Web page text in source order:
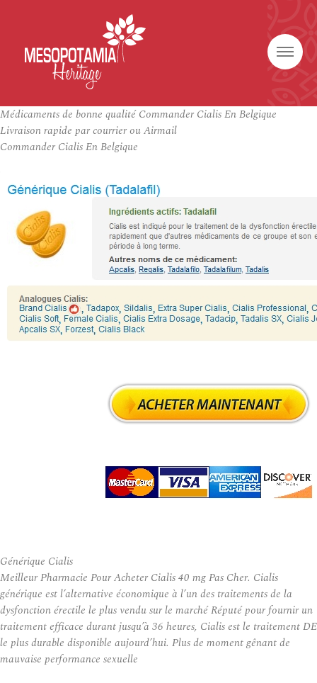
Médicaments de bonne qualité Commander Cialis En Belgique
Livraison rapide par courrier ou Airmail
Commander Cialis En Belgique
Générique Cialis
Meilleur Pharmacie Pour Acheter Cialis 40 mg Pas Cher. Cialis
générique est l’alternative économique à l’un des traitements de la
dysfonction érectile le plus vendu sur le marché Réputé pour fournir un
traitement efficace durant jusqu’à 36 heures, Cialis est le traitement DE
le plus durable disponible aujourd’hui. Plus de moment gênant de
mauvaise performance sexuelle